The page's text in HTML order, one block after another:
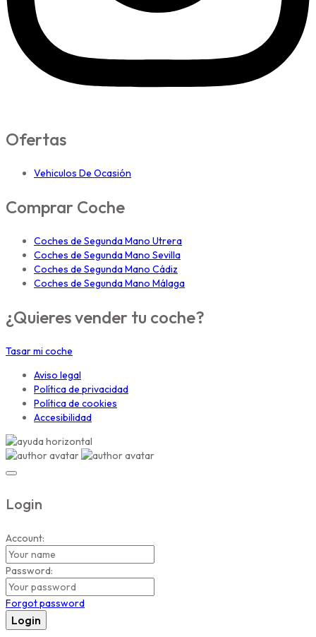
Ofertas
Vehiculos De Ocasión
Comprar Coche
Coches de Segunda Mano Utrera
Coches de Segunda Mano Sevilla
Coches de Segunda Mano Cádiz
Coches de Segunda Mano Málaga
¿Quieres vender tu coche?
Tasar mi coche
Aviso legal
Política de privacidad
Política de cookies
Accesibilidad
Login
Account:
Password:
Forgot password
Login